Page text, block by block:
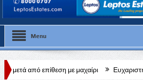
Menu
με μαχαίρι Ευχαριστήριο μήνυμα Χ.